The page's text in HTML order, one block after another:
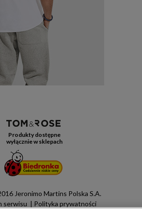
Produkty dostępne
wyłącznie w sklepach
Jeronimo Martins Polska S.A.
serwisu
Polityka prywatności